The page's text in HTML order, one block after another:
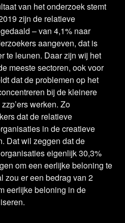
van het onderzoek stemt
zijn de relatieve
– van 4,1% naar
aangeven, dat is
te leunen. Daar zijn wij het
meeste sectoren, ook voor
dat de problemen op het
bij de kleinere
werken. Zo
dat de relatieve
in de creatieve
Dat wil zeggen dat de
eigenlijk 30,3%
om een eerlijke beloning te
zou er een bedrag van 2
eerlijke beloning in de